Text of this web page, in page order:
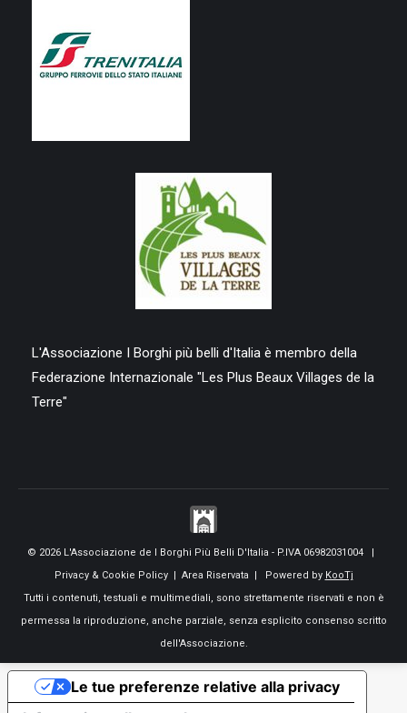
L'Associazione I Borghi più belli d'Italia è membro della
Federazione Internazionale "Les Plus Beaux Villages de la
Terre"
© 2026 L'Associazione de I Borghi Più Belli D'Italia - P.IVA 06982031004 |
Privacy & Cookie Policy| Area Riservata | Powered by KooTj
Tutti i contenuti, testuali e multimediali, sono strettamente riservati e non è
permessa la riproduzione, anche parziale, senza esplicito consenso scritto
dell'Associazione.
Le tue preferenze relative alla privacy